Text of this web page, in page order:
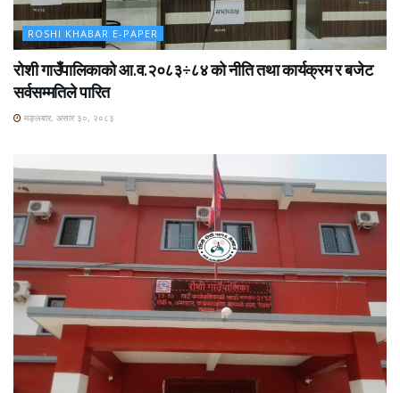
ROSHI KHABAR E-PAPER
रोशी गाउँपालिकाको आ.व.२०८३÷८४ को नीति तथा कार्यक्रम र बजेट
सर्वसम्मतिले पारित
मङ्लबार, असार ३०, २०८३